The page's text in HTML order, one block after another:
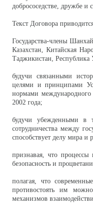
добрососедстве, дружбе и
Текст Договора
Государства-члены
Казахстан, Китайская
Таджикистан,
будучи связанными
целями и принципами
нормами
2002 года;
будучи убежденными в
сотрудничества между
способствует делу мира
признавая, что процессы
безопасность и
полагая, что
противостоять им
механизмов